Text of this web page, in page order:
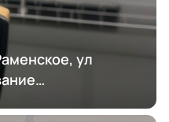
ул